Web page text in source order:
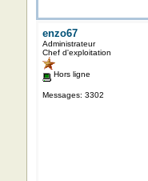
enzo67
Administrateur
Chef d'exploitation
Hors ligne
Messages: 3302